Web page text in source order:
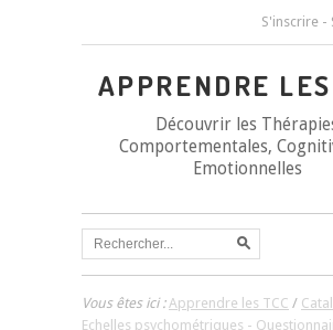
S'inscrire -
APPRENDRE
Découvrir les
Comportementales,
Emotionnelles
Vous êtes ici :Apprendre les TCC /
Echelles psychométriques -